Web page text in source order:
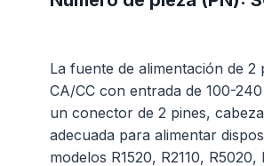
La fuente de alimentación de
CA/CC con entrada de 100-
un conector de 2 pines,
adecuada para alimentar
modelos R1520, R2110,